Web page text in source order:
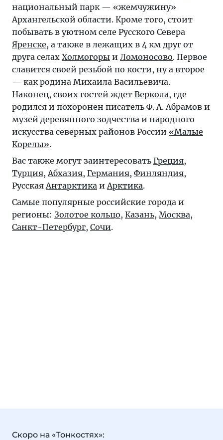
национальный парк — «жемчужину»
Архангельской области. Кроме того, стоит
побывать в уютном селе Русского Севера
Яренске, а также в лежащих в 4 км друг от
друга селах Холмогоры и Ломоносово. Первое
славится своей резьбой по кости, ну а второе
— как родина Михаила Васильевича.
Наконец, своих гостей ждет Веркола, где
родился и похоронен писатель Ф. А. Абрамов и
музей деревянного зодчества и народного
искусства северных районов России «Малые
Корелы».
Вас также могут заинтересовать Греция,
Турция, Абхазия, Германия, Финляндия,
Русская Антарктика и Арктика.
Самые популярные российские города и
регионы: Золотое кольцо, Казань, Москва,
Санкт-Петербург, Сочи.
Скоро на «Тонкостях»: